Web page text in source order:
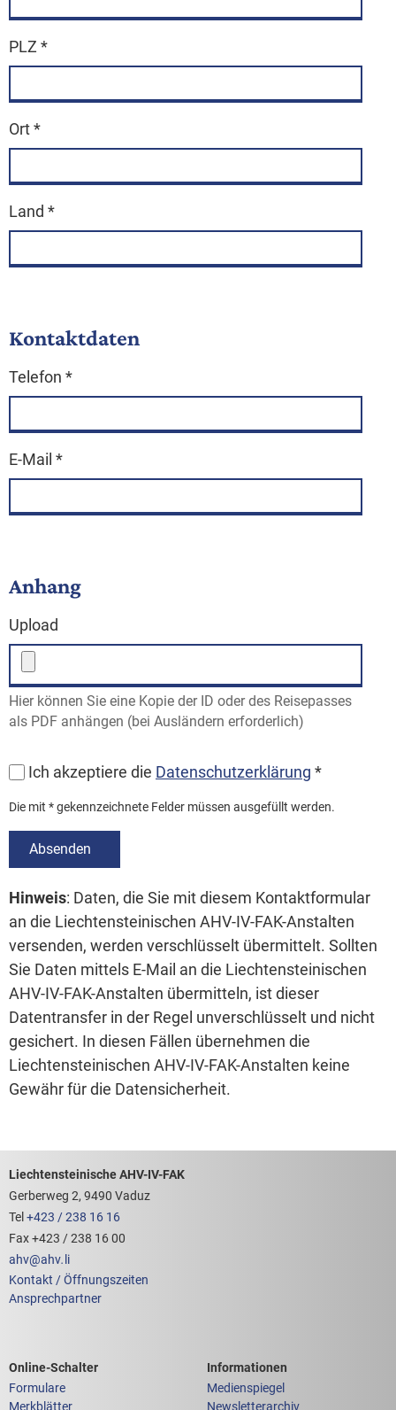
PLZ *
Ort*
Land *
Kontaktdaten
Telefon *
E-Mail *
Anhang
Upload
Hier können Sie eine Kopie der ID oder des Reisepasses
als PDF anhängen (bei Ausländern erforderlich)
Ich akzeptiere die Datenschutzerklärung *
Die mit * gekennzeichnete Felder müssen ausgefüllt werden.
Absenden
Hinweis: Daten, die Sie mit diesem Kontaktformular
an die Liechtensteinischen AHV-IV-FAK-Anstalten
versenden, werden verschlüsselt übermittelt. Sollten
Sie Daten mittels E-Mail an die Liechtensteinischen
AHV-IV-FAK-Anstalten übermitteln, ist dieser
Datentransfer in der Regel unverschlüsselt und nicht
gesichert. In diesen Fällen übernehmen die
Liechtensteinischen AHV-IV-FAK-Anstalten keine
Gewähr für die Datensicherheit.
Footerbereich mit hilfreichen Links
Liechtensteinische AHV-IV-FAK
Gerberweg 2, 9490 Vaduz
Tel +423 / 238 16 16
Fax +423 / 238 16 00
ahv@ahv. li
Kontakt / Öffnungszeiten
Ansprechpartner
Links zum
Online-Schalter
Formulare
Merkblätter
Links zu weiteren
Informationen
Medienspiegel
Newsletterarchiv